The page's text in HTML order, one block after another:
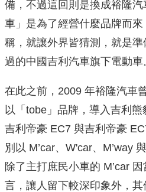
備，不過這回則是換成裕隆
車」是為了經營什麼品牌而
稱，就讓外界皆猜測，就是
過的中國吉利汽車旗下電動車
在此之前，2009 年裕隆汽車
以「tobe」品牌，導入吉利熊
吉利帝豪 EC7 與吉利帝豪
別以 M’car、W'car、M’way
除了主打庶民小車的 M’car
言，讓人留下較深印象外，其